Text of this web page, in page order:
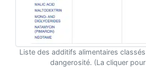
Liste des additifs alimentaires
dangerosité. (La cliquer